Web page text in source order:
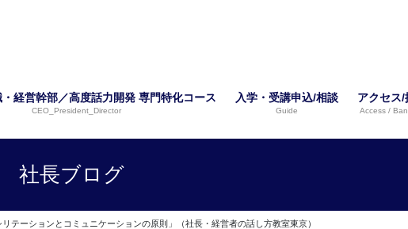
経営幹部／高度話力開発 専門特化コース
CEO_President_Director
入学・受講申込/相談
Guide
アクセス
Access /
社長ブログ
テーションとコミュニケーションの原則」（社長・経営者の話し方教室東京）